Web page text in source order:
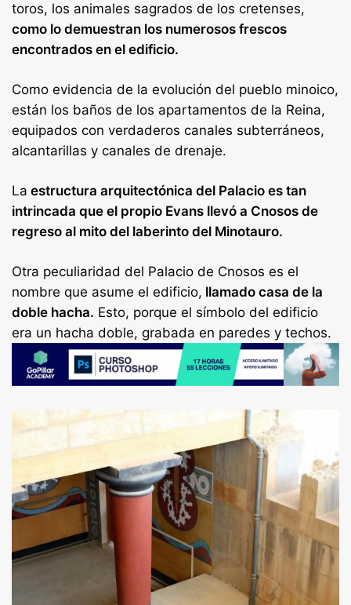
toros, los animales sagrados de los cretenses,
como lo demuestran los numerosos frescos
encontrados en el edificio.
Como evidencia de la evolución del pueblo minoico,
están los baños de los apartamentos de la Reina,
equipados con verdaderos canales subterráneos,
alcantarillas y canales de drenaje.
La estructura arquitectónica del Palacio es tan
intrincada que el propio Evans llevó a Cnosos de
regreso al mito del laberinto del Minotauro.
Otra peculiaridad del Palacio de Cnosos es el
nombre que asume el edificio, llamado casa de la
doble hacha. Esto, porque el símbolo del edificio
era un hacha doble, grabada en paredes y techos.